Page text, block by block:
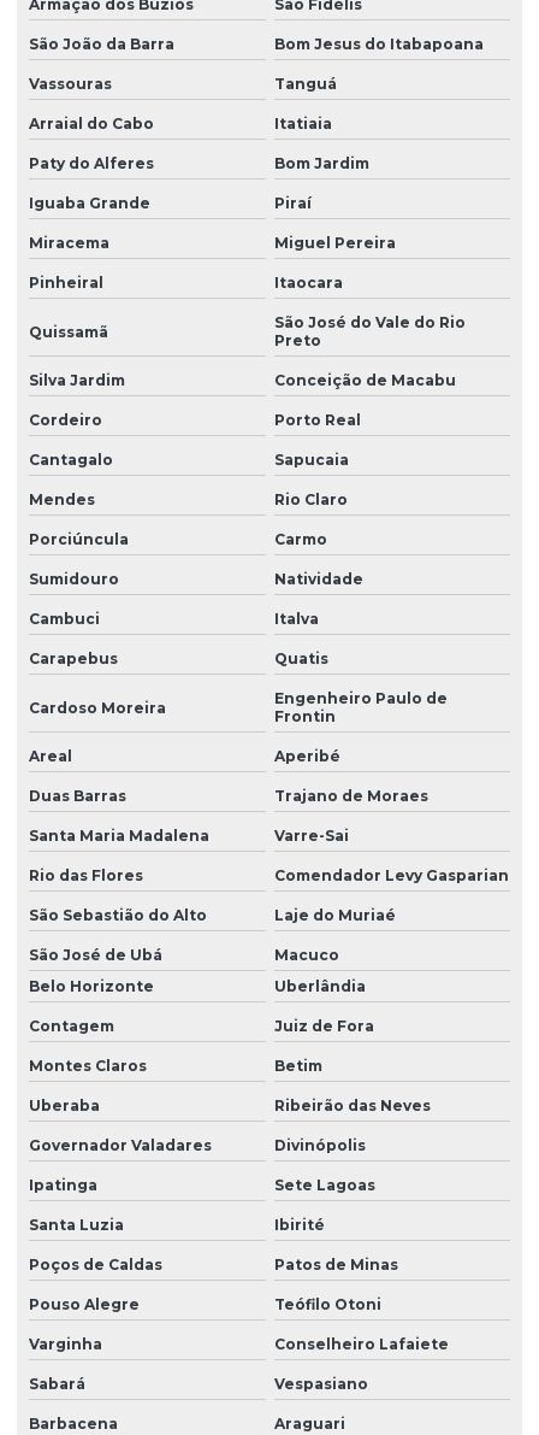
Armação dos Búzios São Fidélis
São João da Barra Bom Jesus do Itabapoana
Vassouras Tanguá
Arraial do Cabo Itatiaia
Paty do Alferes Bom Jardim
Iguaba Grande Piraí
Miracema Miguel Pereira
Pinheiral Itaocara
Quissamã
São José do Vale do Rio
Preto
Silva Jardim Conceição de Macabu
Cordeiro Porto Real
Cantagalo Sapucaia
Mendes Rio Claro
Porciúncula Carmo
Sumidouro Natividade
Cambuci Italva
Carapebus Quatis
Cardoso Moreira
Engenheiro Paulo de
Frontin
Areal Aperibé
Duas Barras Trajano de Moraes
Santa Maria Madalena Varre-Sai
Rio das Flores Comendador Levy Gasparian
São Sebastião do Alto Laje do Muriaé
São José de Ubá
Macuco
Belo Horizonte
Uberlândia
Contagem Juiz de Fora
Montes Claros Betim
Uberaba Ribeirão das Neves
Governador Valadares Divinópolis
Ipatinga Sete Lagoas
Santa Luzia Ibirité
Poços de Caldas Patos de Minas
Pouso Alegre Teófilo Otoni
Varginha Conselheiro Lafaiete
Sabará Vespasiano
Barbacena Araguari